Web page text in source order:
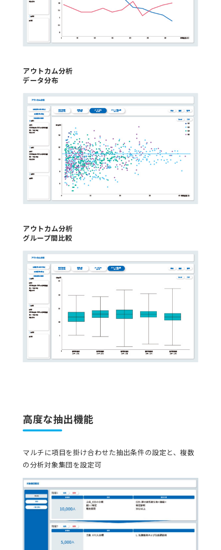
アウトカム分析
データ分布
アウトカム分析
グループ間比較
高度な抽出機能
マルチに項目を掛け合わせた抽出条件の設定と、複数
の分析対象集団を設定可